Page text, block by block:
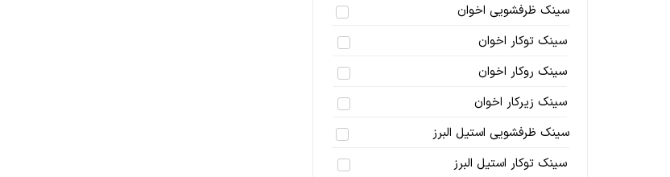
سینک ظرفشویی اخوان
سینک توکار اخوان
سینک روکار اخوان
سینک زیرکار اخوان
سینک ظرفشویی استیل البرز
سینک توکار استیل البرز